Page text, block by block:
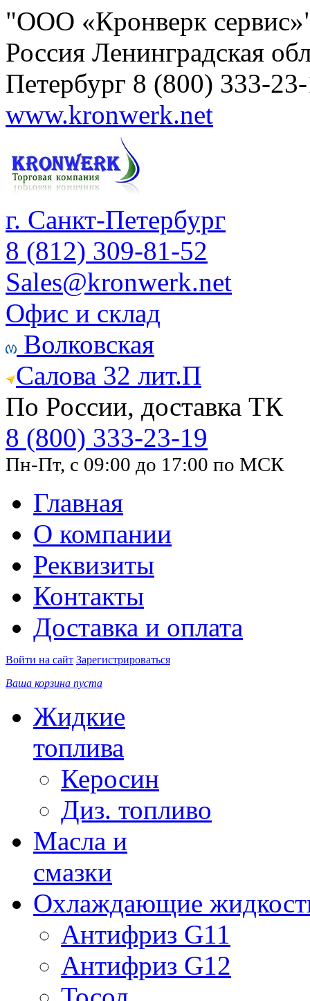
"ООО «Кронверк
Россия Ленинградская
Петербург 8 (800) 333-
www.kronwerk.net
г. Санкт-Петербург
8 (812) 309-81-52
Sales@kronwerk.net
Офис и склад
Волковская
Салова 32 лит.П
По России, доставка ТК
8 (800) 333-23-19
Пн-Пт, с 09:00 до 17:00 по МСК
Главная
О компании
Реквизиты
Контакты
Доставка и оплата
Войти на сайт Зарегистрироваться
Ваша корзина пуста
Жидкие
топлива
Керосин
Диз. топливо
Масла и
смазки
Охлаждающие
Антифриз G11
Антифриз G12